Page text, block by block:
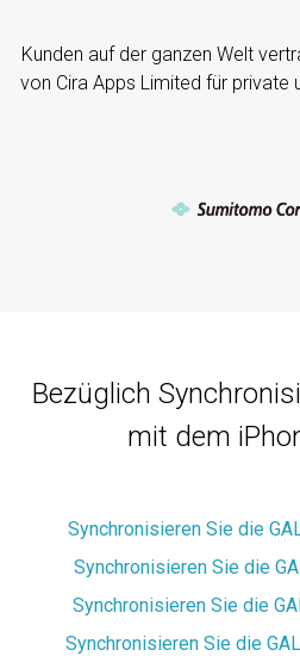
Kunden auf der ganzen Welt
von Cira Apps Limited für
Bezüglich
mit dem
Synchronisieren Sie die
Synchronisieren Sie die
Synchronisieren Sie die
Synchronisieren Sie die